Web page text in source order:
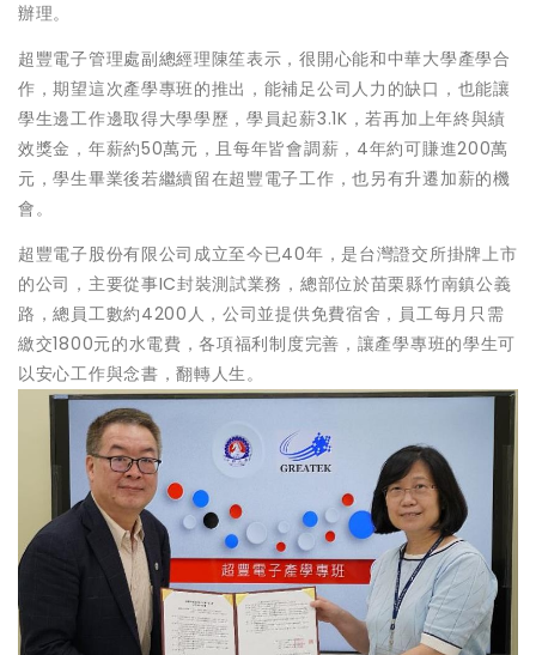
辦理。
超豐電子管理處副總經理陳笙表示，很開心能和中華大學產學合
作，期望這次產學專班的推出，能補足公司人力的缺口，也能讓
學生邊工作邊取得大學學歷，學員起薪3.1K，若再加上年終與績
效獎金，年薪約50萬元，且每年皆會調薪，4年約可賺進200萬
元，學生畢業後若繼續留在超豐電子工作，也另有升遷加薪的機
會。
超豐電子股份有限公司成立至今已40年，是台灣證交所掛牌上市
的公司，主要從事IC封裝測試業務，總部位於苗栗縣竹南鎮公義
路，總員工數約4200人，公司並提供免費宿舍，員工每月只需
繳交1800元的水電費，各項福利制度完善，讓產學專班的學生可
以安心工作與念書，翻轉人生。